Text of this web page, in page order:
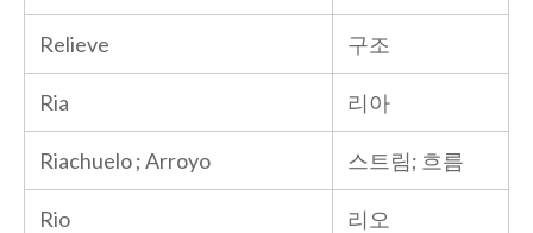
Relieve 구조
Ria 리아
Riachuelo ; Arroyo 스트림; 흐름
Rio 리오